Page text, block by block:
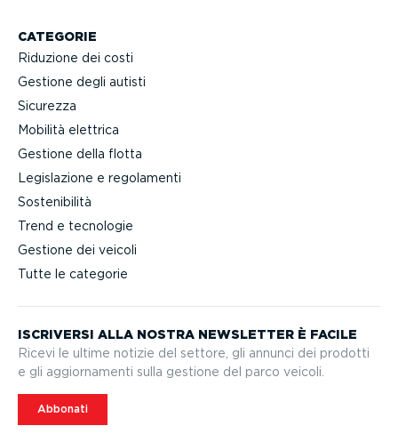
CATEGORIE
Riduzione dei costi
Gestione degli autisti
Sicurezza
Mobilità elettrica
Gestione della flotta
Legislazione e regolamenti
Sostenibilità
Trend e tecnologie
Gestione dei veicoli
Tutte le categorie
ISCRIVERSI ALLA NOSTRA NEWSLETTER È FACILE
Ricevi le ultime notizie del settore, gli annunci dei prodotti
e gli aggior­na­menti sulla gestione del parco veicoli.
Abbonati